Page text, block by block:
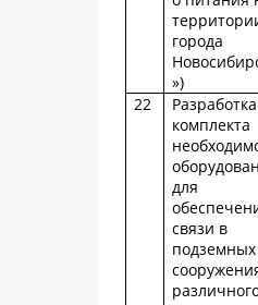
города
»)
22
Разработка
комплекта
для
связи в
подземных